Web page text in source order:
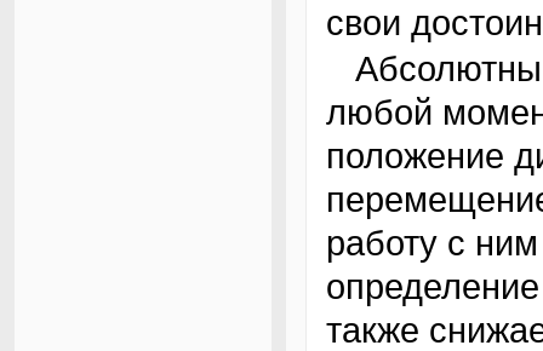
свои
Абсолютный энкодер можно опрашивать в
любой
положение
работу с
также